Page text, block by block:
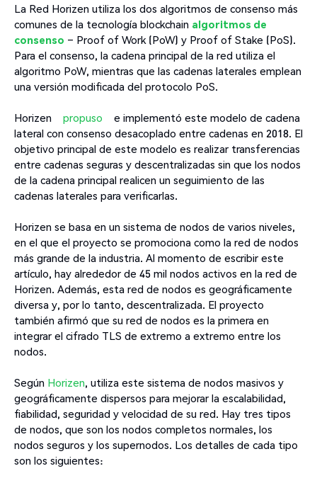
La Red Horizen utiliza los dos algoritmos de consenso más
comunes de la tecnología blockchain algoritmos de
consenso – Proof of Work (PoW) y Proof of Stake (PoS).
Para el consenso, la cadena principal de la red utiliza el
algoritmo PoW, mientras que las cadenas laterales emplean
una versión modificada del protocolo PoS.
Horizen propuso
e implementó este modelo de cadena
lateral con consenso desacoplado entre cadenas en 2018. El
objetivo principal de este modelo es realizar transferencias
entre cadenas seguras y descentralizadas sin que los nodos
de la cadena principal realicen un seguimiento de las
cadenas laterales para verificarlas.
Horizen se basa en un sistema de nodos de varios niveles,
en el que el proyecto se promociona como la red de nodos
más grande de la industria. Al momento de escribir este
artículo, hay alrededor de 45 mil nodos activos en la red de
Horizen. Además, esta red de nodos es geográficamente
diversa y, por lo tanto, descentralizada. El proyecto
también afirmó que su red de nodos es la primera en
integrar el cifrado TLS de extremo a extremo entre los
nodos.
Según Horizen, utiliza este sistema de nodos masivos y
geográficamente dispersos para mejorar la escalabilidad,
fiabilidad, seguridad y velocidad de su red. Hay tres tipos
de nodos, que son los nodos completos normales, los
nodos seguros y los supernodos. Los detalles de cada tipo
son los siguientes: